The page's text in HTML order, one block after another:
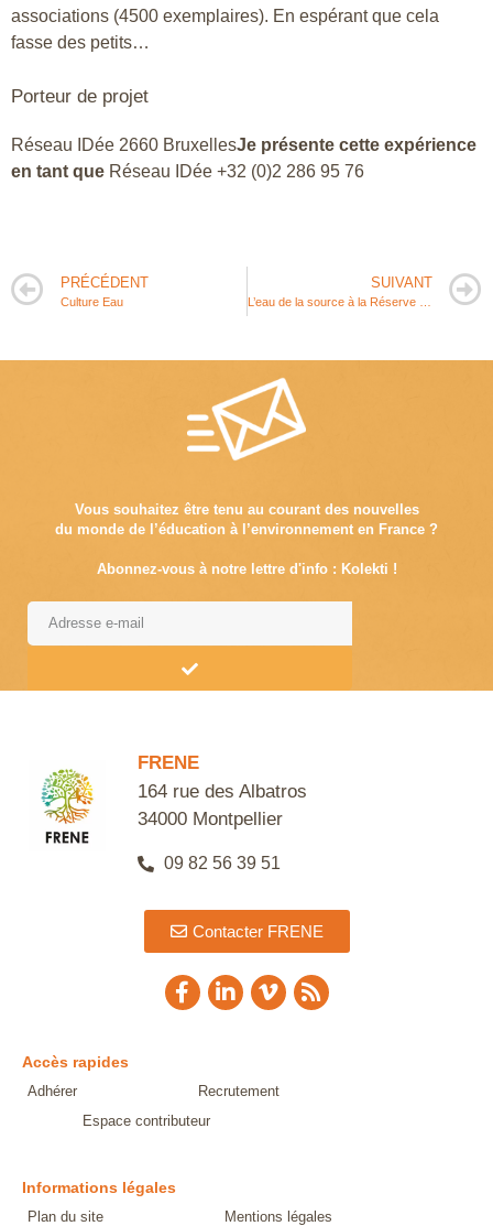
associations (4500 exemplaires). En espérant que cela
fasse des petits…
Porteur de projet
Réseau IDée 2660 BruxellesJe présente cette expérience
en tant que Réseau IDée +32 (0)2 286 95 76
PRÉCÉDENT
Culture Eau
SUIVANT
Vous souhaitez être tenu au courant des nouvelles
du monde de l’éducation à l’environnement en France ?
Abonnez-vous à notre lettre d'info : Kolekti !
FRENE
164 rue des Albatros
34000 Montpellier
09 82 56 39 51
Contacter FRENE
Accès rapides
Adhérer
Recrutement
Espace contributeur
Informations légales
Plan du site Mentions légales